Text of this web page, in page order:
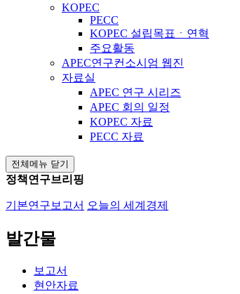
KOPEC
PECC
KOPEC 설립목표ㆍ연혁
주요활동
APEC연구컨소시엄 웹진
자료실
APEC 연구 시리즈
APEC 회의 일정
KOPEC 자료
PECC 자료
전체메뉴 닫기
정책연구브리핑
기본연구보고서 오늘의 세계경제
발간물
보고서
현안자료